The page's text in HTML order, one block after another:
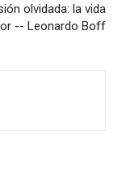
olvidada: la vida
-- Leonardo Boff